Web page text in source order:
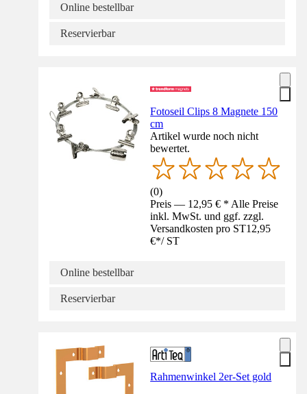
Online bestellbar
Reservierbar
Fotoseil Clips 8 Magnete 150
cm
Artikel wurde noch nicht
bewertet.
(0)
Preis — 12,95 € * Alle Preise
inkl. MwSt. und ggf. zzgl.
Versandkosten pro ST12,95
€*/ ST
Online bestellbar
Reservierbar
Rahmenwinkel 2er-Set gold